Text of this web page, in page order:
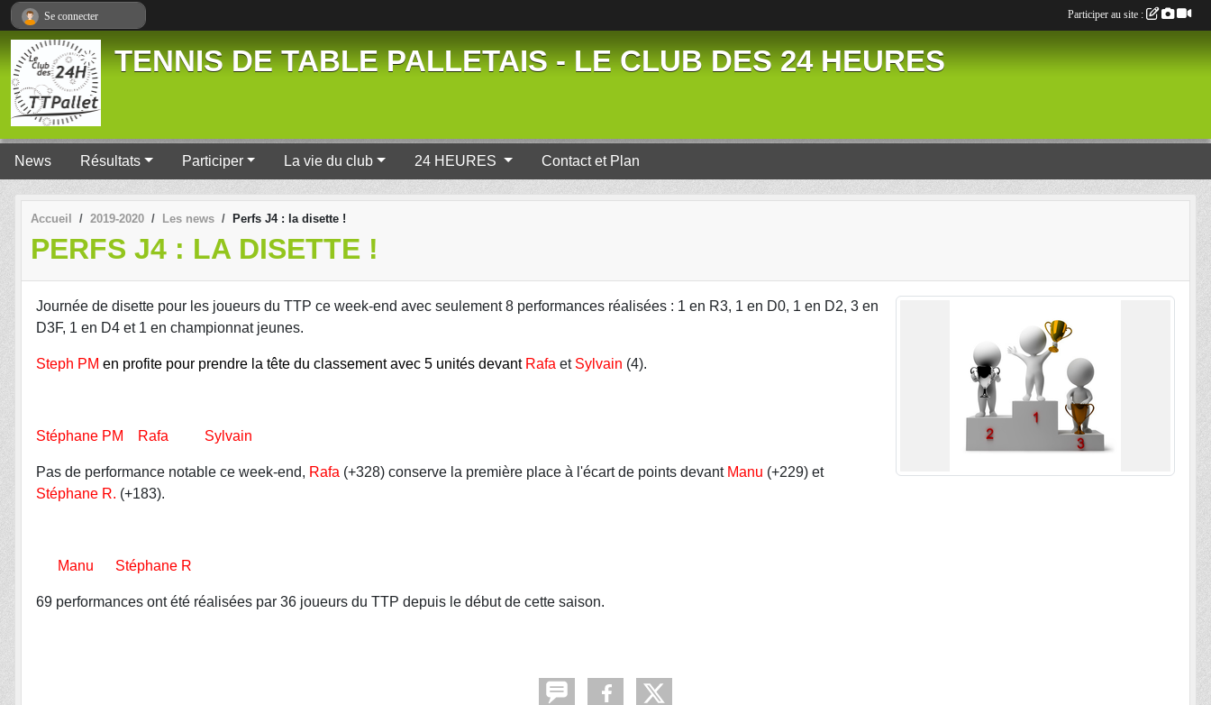
TENNIS DE TABLE PALLETAIS - LE CLUB DES 24 HEURES
News Résultats Participer La vie du club 24 HEURES Contact et Plan
Accueil 2019-2020 Les news Perfs J4 : la disette !
PERFS J4 : LA DISETTE !
Journée de disette pour les joueurs du TTP ce week-end avec seulement 8 performances réalisées : 1 en R3, 1 en D0, 1 en D2, 3 en
D3F, 1 en D4 et 1 en championnat jeunes.
Steph PM en profite pour prendre la tête du classement avec 5 unités devant Rafa et Sylvain (4).
Stéphane PM Rafa Sylvain
Pas de performance notable ce week-end, Rafa (+328) conserve la première place à l'écart de points devant Manu (+229) et
Stéphane R. (+183).
Manu Stéphane R
69 performances ont été réalisées par 36 joueurs du TTP depuis le début de cette saison.
Se connecter Participer au site :
Panneau de gestion des cookies